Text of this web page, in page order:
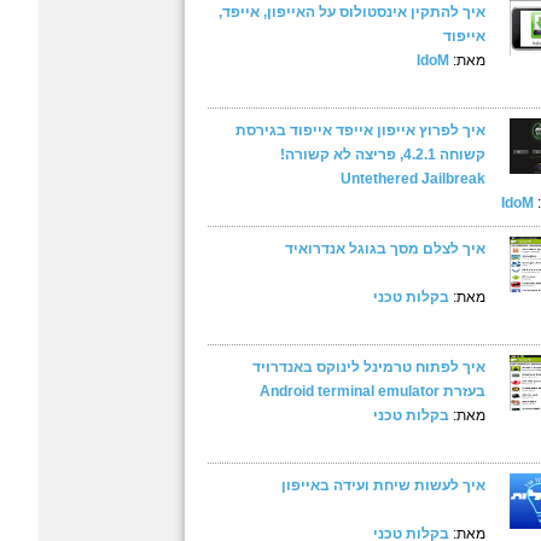
איך להתקין אינסטולוס על האייפון, אייפד,
אייפוד
מאת: IdoM
איך לפרוץ אייפון אייפד אייפוד בגירסת
קשוחה 4.2.1, פריצה לא קשורה!
Untethered Jailbreak
IdoM
איך לצלם מסך בגוגל אנדרואיד
מאת: בקלות טכני
איך לפתוח טרמינל לינוקס באנדרויד
בעזרת Android terminal emulator
מאת: בקלות טכני
איך לעשות שיחת ועידה באייפון
מאת: בקלות טכני